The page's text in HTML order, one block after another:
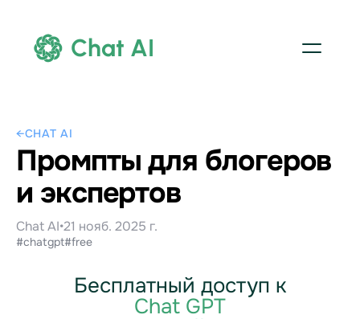
Chat AI
←CHAT AI
Промпты для блогеров
и экспертов
Chat AI•21 нояб. 2025 г.
#chatgpt#free
Бесплатный доступ к
Chat GPT